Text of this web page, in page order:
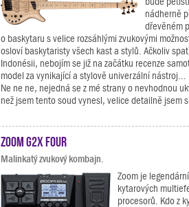
nádherně
dřevěném
o baskytaru s velice rozsáhlými zvukovými
osloví baskytaristy všech kast a stylů. Ačkoliv
Indonésii, nebojím se již na začátku recenze
model za vynikající a stylově univerzální nástroj...
Ne ne ne, nejedná se z mé strany o nevhodnou
než jsem tento soud vynesl, velice detailně jsem si
Zoom G2X FOUR
Malinkatý zvukový kombajn.
Zoom je
kytarových
procesorů. Kdo z